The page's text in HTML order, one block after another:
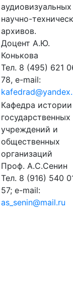
научно-
архивов.
Доцент А.Ю.
Конькова
Тел. 8 (495) 621
78, e-mail:
Кафедра истории
государственных
учреждений и
общественных
организаций
Проф. А.С.Сенин
Тел. 8 (916) 540
57; e-mail:
as_senin@mail.ru